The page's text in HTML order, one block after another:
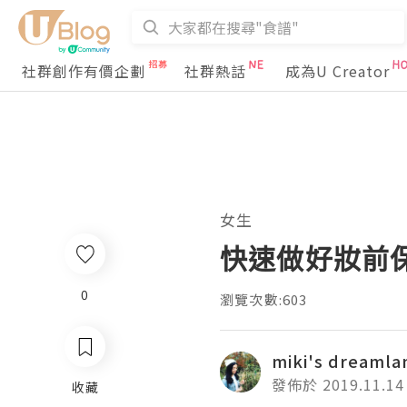
社群創作有價企劃 社群熱話 成為U Creator
女生
快速做好妝前
瀏覽次數:603
miki's
發佈於 2019.11.14
0
收藏